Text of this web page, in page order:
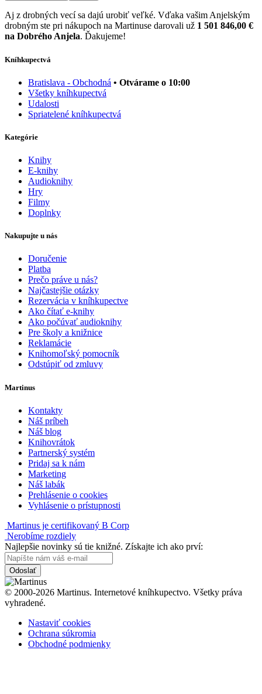
Aj z drobných vecí sa dajú urobiť veľké. Vďaka vašim Anjelským
drobným ste pri nákupoch na Martinuse darovali už 1 501 846,00 €
na Dobrého Anjela. Ďakujeme!
Kníhkupectvá
Bratislava - Obchodná • Otvárame o 10:00
Všetky kníhkupectvá
Udalosti
Spriatelené kníhkupectvá
Kategórie
Knihy
E-knihy
Audioknihy
Hry
Filmy
Doplnky
Nakupujte u nás
Doručenie
Platba
Prečo práve u nás?
Najčastejšie otázky
Rezervácia v kníhkupectve
Ako čítať e-knihy
Ako počúvať audioknihy
Pre školy a knižnice
Reklamácie
Knihomoľský pomocník
Odstúpiť od zmluvy
Martinus
Kontakty
Náš príbeh
Náš blog
Knihovrátok
Partnerský systém
Pridaj sa k nám
Marketing
Náš labák
Prehlásenie o cookies
Vyhlásenie o prístupnosti
Martinus je certifikovaný B Corp
Nerobíme rozdiely
Najlepšie novinky sú tie knižné. Získajte ich ako prví:
Odoslať
© 2000-2026 Martinus. Internetové kníhkupectvo. Všetky práva
vyhradené.
Nastaviť cookies
Ochrana súkromia
Obchodné podmienky